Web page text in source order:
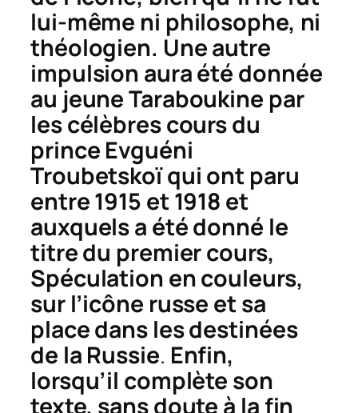
lui-même ni philosophe, ni
théologien. Une autre
impulsion aura été donnée
au jeune Taraboukine par
les célèbres cours du
prince Evguéni
Troubetskoï qui ont paru
entre 1915 et 1918 et
auxquels a été donné le
titre du premier cours,
Spéculation en couleurs,
sur l’icône russe et sa
place dans les destinées
de la Russie. Enfin,
lorsqu’il complète son
texte, sans doute à la fin